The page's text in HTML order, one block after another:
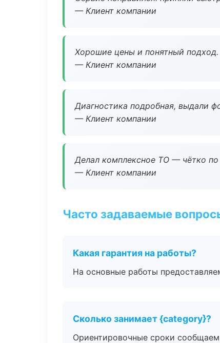
— Клиент компании
Хорошие цены и понятный подход.
— Клиент компании
Диагностика подробная, выдали
— Клиент компании
Делал комплексное ТО — чётко
— Клиент компании
Часто задаваемые
Какая гарантия на работы?
На основные работы
Сколько занимает {category}?
Ориентировочные сроки